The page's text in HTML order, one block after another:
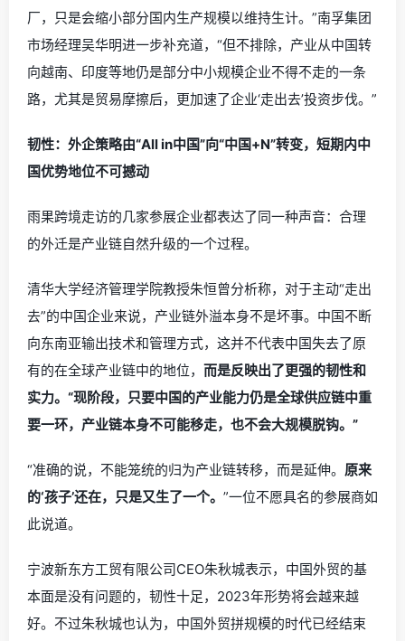
厂，只是会缩小部分国内生产规模以维持生计。”南孚集团
市场经理吴华明进一步补充道，“但不排除，产业从中国转
向越南、印度等地仍是部分中小规模企业不得不走的一条
路，尤其是贸易摩擦后，更加速了企业‘走出去’投资步伐。”
韧性：外企策略由“All in中国”向“中国+N”转变，短期内中
国优势地位不可撼动
雨果跨境走访的几家参展企业都表达了同一种声音：合理
的外迁是产业链自然升级的一个过程。
清华大学经济管理学院教授朱恒曾分析称，对于主动“走出
去”的中国企业来说，产业链外溢本身不是坏事。中国不断
向东南亚输出技术和管理方式，这并不代表中国失去了原
有的在全球产业链中的地位， 而是反映出了更强的韧性和
实力。 “现阶段，只要中国的产业能力仍是全球供应链中重
要一环，产业链本身不可能移走，也不会大规模脱钩。 ”
“准确的说，不能笼统的归为产业链转移，而是延伸。 原来
的‘孩子’还在，只是又生了一个。 ”一位不愿具名的参展商如
此说道。
宁波新东方工贸有限公司CEO朱秋城表示，中国外贸的基
本面是没有问题的，韧性十足，2023年形势将会越来越
好。不过朱秋城也认为，中国外贸拼规模的时代已经结束